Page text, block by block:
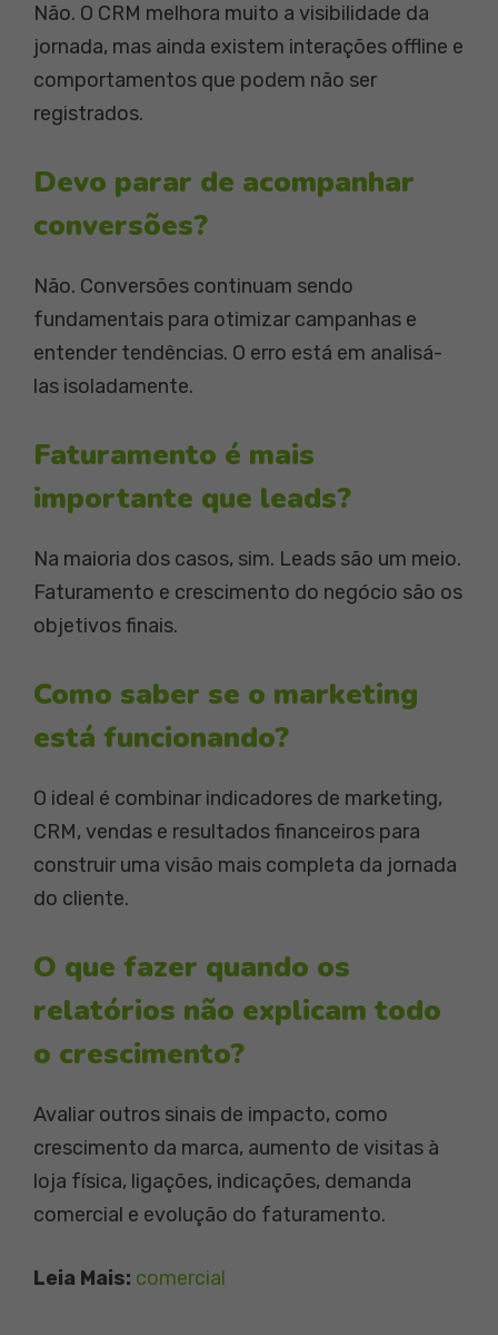
Não. O CRM melhora muito a visibilidade da
jornada, mas ainda existem interações offline e
comportamentos que podem não ser
registrados.
Devo parar de acompanhar
conversões?
Não. Conversões continuam sendo
fundamentais para otimizar campanhas e
entender tendências. O erro está em analisá-
las isoladamente.
Faturamento é mais
importante que leads?
Na maioria dos casos, sim. Leads são um meio.
Faturamento e crescimento do negócio são os
objetivos finais.
Como saber se o marketing
está funcionando?
O ideal é combinar indicadores de marketing,
CRM, vendas e resultados financeiros para
construir uma visão mais completa da jornada
do cliente.
O que fazer quando os
relatórios não explicam todo
o crescimento?
Avaliar outros sinais de impacto, como
crescimento da marca, aumento de visitas à
loja física, ligações, indicações, demanda
comercial e evolução do faturamento.
Leia Mais: comercial